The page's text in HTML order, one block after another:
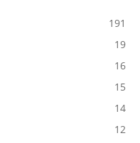
191
19
16
15
14
12